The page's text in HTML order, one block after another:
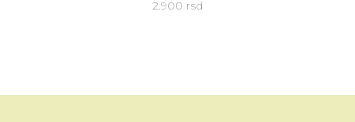
2.900 rsd